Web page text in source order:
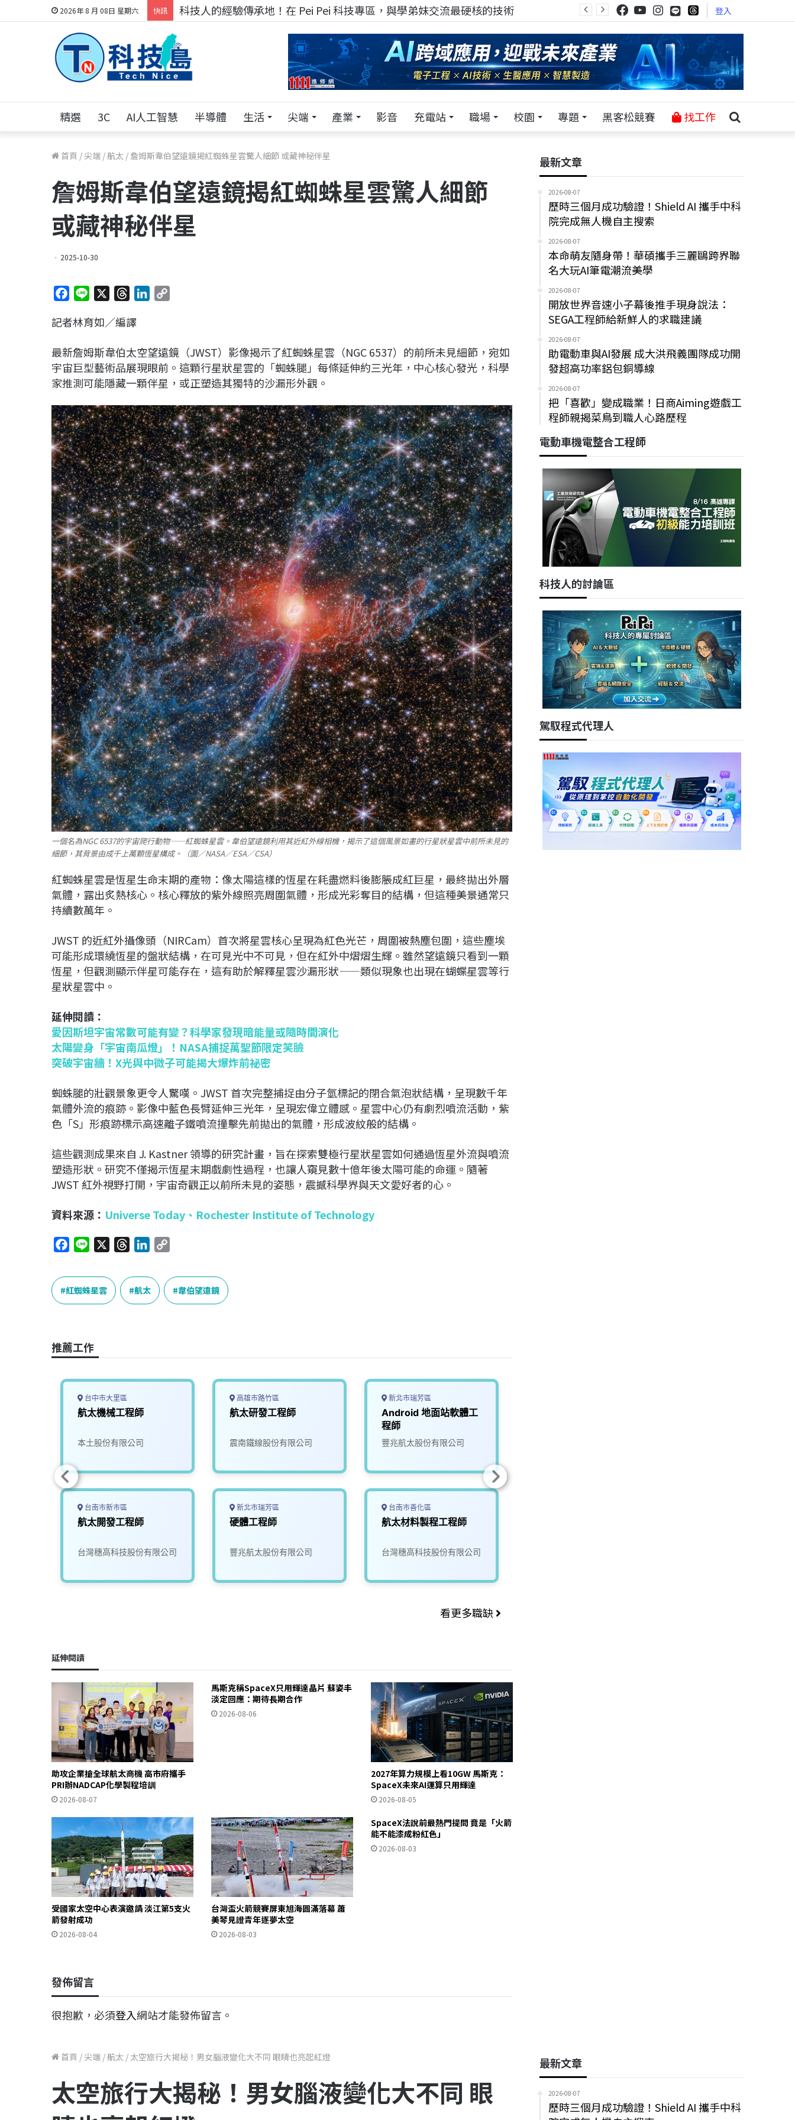
2026年 8 月 08日 星期六 快訊 科技人的經驗傳承地！在 Pei Pei 科技專區，與學弟妹交流最硬核的技術 登入
精選 3C AI人工智慧 半導體 生活 尖端 產業 影音 充電站 職場 校園 專題 黑客松競賽 找工作
首頁 /尖端 /航太 / 詹姆斯韋伯望遠鏡揭紅蜘蛛星雲驚人細節 或藏神秘伴星
詹姆斯韋伯望遠鏡揭紅蜘蛛星雲驚人細節
或藏神秘伴星
2025-10-30
c
b
o
o
n
r
a
d
s
e
d
I
L
i
n
記者林育如／編譯
最新詹姆斯韋伯太空望遠鏡（JWST）影像揭示了紅蜘蛛星雲（NGC 6537）的前所未見細節，宛如
宇宙巨型藝術品展現眼前。這顆行星狀星雲的「蜘蛛腿」每條延伸約三光年，中心核心發光，科學
家推測可能隱藏一顆伴星，或正塑造其獨特的沙漏形外觀。
一個名為NGC 6537的宇宙爬行動物——紅蜘蛛星雲。韋伯望遠鏡利用其近紅外線相機，揭示了這個風景如畫的行星狀星雲中前所未見的
細節，其背景由成千上萬顆恆星構成。（圖／NASA／ESA／CSA）
紅蜘蛛星雲是恆星生命末期的產物：像太陽這樣的恆星在耗盡燃料後膨脹成紅巨星，最終拋出外層
氣體，露出炙熱核心。核心釋放的紫外線照亮周圍氣體，形成光彩奪目的結構，但這種美景通常只
持續數萬年。
JWST 的近紅外攝像頭（NIRCam）首次將星雲核心呈現為紅色光芒，周圍被熱塵包圍，這些塵埃
可能形成環繞恆星的盤狀結構，在可見光中不可見，但在紅外中熠熠生輝。雖然望遠鏡只看到一顆
恆星，但觀測顯示伴星可能存在，這有助於解釋星雲沙漏形狀——類似現象也出現在蝴蝶星雲等行
星狀星雲中。
延伸閱讀：
愛因斯坦宇宙常數可能有變？科學家發現暗能量或隨時間演化
太陽變身「宇宙南瓜燈」！NASA捕捉萬聖節限定笑臉
突破宇宙牆！X光與中微子可能揭大爆炸前祕密
蜘蛛腿的壯觀景象更令人驚嘆。JWST 首次完整捕捉由分子氫標記的閉合氣泡狀結構，呈現數千年
氣體外流的痕跡。影像中藍色長臂延伸三光年，呈現宏偉立體感。星雲中心仍有劇烈噴流活動，紫
色「S」形痕跡標示高速離子鐵噴流撞擊先前拋出的氣體，形成波紋般的結構。
這些觀測成果來自 J. Kastner 領導的研究計畫，旨在探索雙極行星狀星雲如何通過恆星外流與噴流
塑造形狀。研究不僅揭示恆星末期戲劇性過程，也讓人窺見數十億年後太陽可能的命運。隨著
JWST 紅外視野打開，宇宙奇觀正以前所未見的姿態，震撼科學界與天文愛好者的心。
資料來源： Universe Today 、 Rochester Institute of Technology
c
e
b
k
n
e
r
e
a
n
k
e
p
y
L
紅蜘蛛星雲 航太 韋伯望遠鏡
推薦工作
台中市大里區
航太機械工程師
本土股份有限公司
台南市新市區
航太開發工程師
台灣穗高科技股份有限公司
高雄市路竹區
航太研發工程師
震南鐵線股份有限公司
新北市瑞芳區
硬體工程師
豐兆航太股份有限公司
新北市瑞芳區
Android 地面站軟體工
程師
豐兆航太股份有限公司
台南市善化區
航太材料製程工程師
台灣穗高科技股份有限公司
看更多職缺
延伸閱讀
助攻企業搶全球航太商機 高市府攜手
PRI辦NADCAP化學製程培訓
2026-08-07
馬斯克稱SpaceX只用輝達晶片 蘇姿丰
淡定回應：期待長期合作
2026-08-06
2027年算力規模上看10GW 馬斯克：
SpaceX未來AI運算只用輝達
2026-08-05
受國家太空中心表演邀請 淡江第5支火
箭發射成功
2026-08-04
台灣盃火箭競賽屏東旭海圓滿落幕 蕭
美琴見證青年逐夢太空
2026-08-03
SpaceX法說前最熱門提問 竟是「火箭
能不能漆成粉紅色」
2026-08-03
發佈留言
很抱歉，必須登入網站才能發佈留言。
最新文章
2026-08-07
歷時三個月成功驗證！Shield AI 攜手中科
院完成無人機自主搜索
2026-08-07
本命萌友隨身帶！華碩攜手三麗鷗跨界聯
名大玩AI筆電潮流美學
2026-08-07
開放世界音速小子幕後推手現身說法：
SEGA工程師給新鮮人的求職建議
2026-08-07
助電動車與AI發展 成大洪飛義團隊成功開
發超高功率鋁包銅導線
2026-08-07
把「喜歡」變成職業！日商Aiming遊戲工
程師親揭菜鳥到職人心路歷程
電動車機電整合工程師
科技人的討論區
駕馭程式代理人